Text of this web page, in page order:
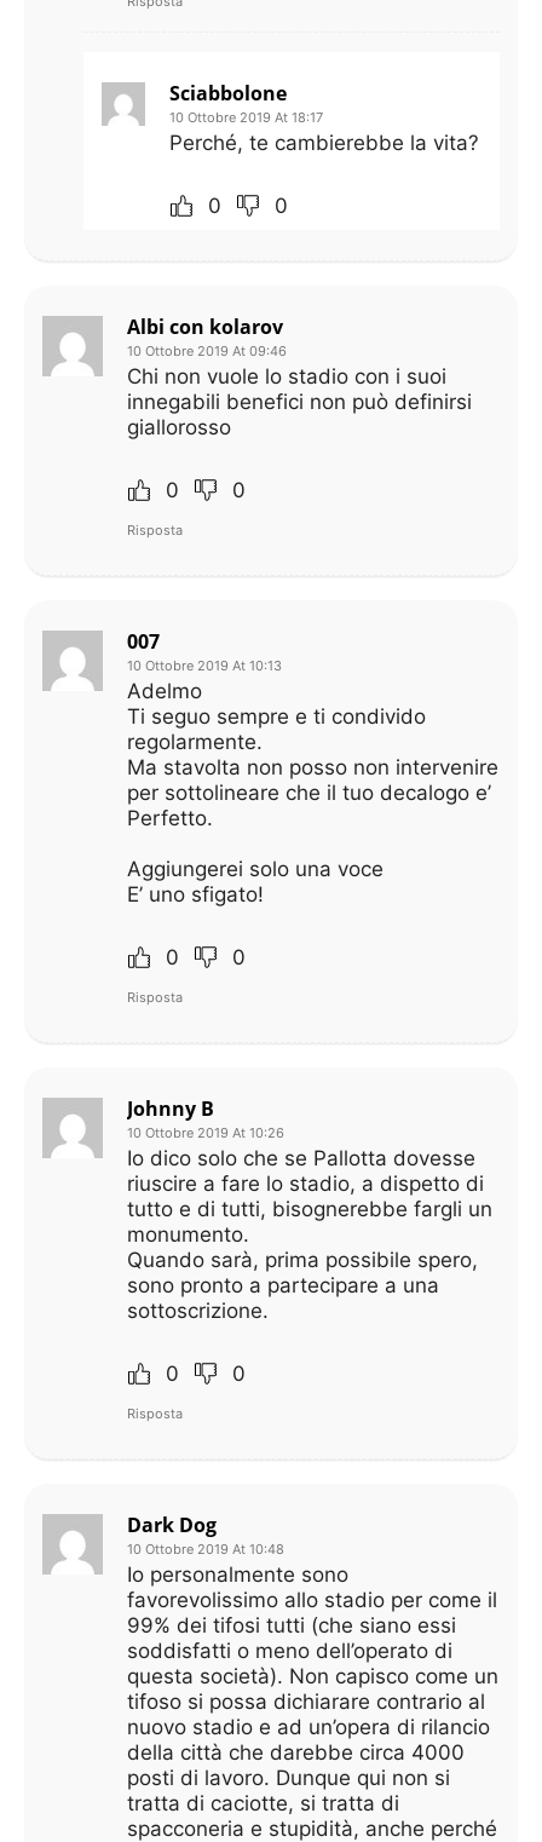
Sciabbolone
10 Ottobre 2019 At 18:17
Perché, te cambierebbe la vita?
0 0
Albi con kolarov
10 Ottobre 2019 At 09:46
Chi non vuole lo stadio con i suoi
innegabili benefici non può definirsi
giallorosso
0 0
Risposta
007
10 Ottobre 2019 At 10:13
Adelmo
Ti seguo sempre e ti condivido
regolarmente.
Ma stavolta non posso non intervenire
per sottolineare che il tuo decalogo e’
Perfetto.
Aggiungerei solo una voce
E’ uno sfigato!
0 0
Risposta
Johnny B
10 Ottobre 2019 At 10:26
Io dico solo che se Pallotta dovesse
riuscire a fare lo stadio, a dispetto di
tutto e di tutti, bisognerebbe fargli un
monumento.
Quando sarà, prima possibile spero,
sono pronto a partecipare a una
sottoscrizione.
0 0
Risposta
Dark Dog
10 Ottobre 2019 At 10:48
Io personalmente sono
favorevolissimo allo stadio per come il
99% dei tifosi tutti (che siano essi
soddisfatti o meno dell’operato di
questa società). Non capisco come un
tifoso si possa dichiarare contrario al
nuovo stadio e ad un’opera di rilancio
della città che darebbe circa 4000
posti di lavoro. Dunque qui non si
tratta di caciotte, si tratta di
spacconeria e stupidità, anche perché